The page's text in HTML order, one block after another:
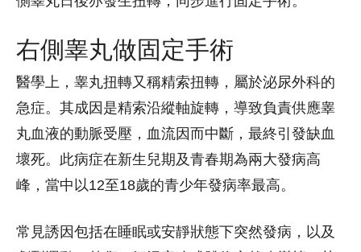
右側睾丸做固定手術
醫學上，睾丸扭轉又稱精索扭轉，屬於泌尿外科的
急症。其成因是精索沿縱軸旋轉，導致負責供應睾
丸血液的動脈受壓，血流因而中斷，最終引發缺血
壞死。此病症在新生兒期及青春期為兩大發病高
峰，當中以12至18歲的青少年發病率最高。
常見誘因包括在睡眠或安靜狀態下突然發病，以及